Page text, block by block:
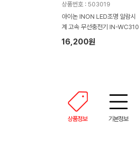
상품번호 : 503019
아이논 INON LED조명 알람시
계 고속 무선충전기 IN-WC310
16,200원
상품정보 기본정보